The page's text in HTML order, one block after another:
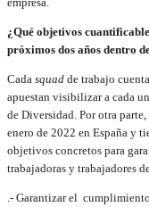
¿Qué objetivos
próximos dos años dentro
Cada squad de trabajo
apuestan visibilizar a cada
de Diversidad. Por otra
enero de 2022 en España y
objetivos concretos para
trabajadoras y trabajadores
.- Garantizar el